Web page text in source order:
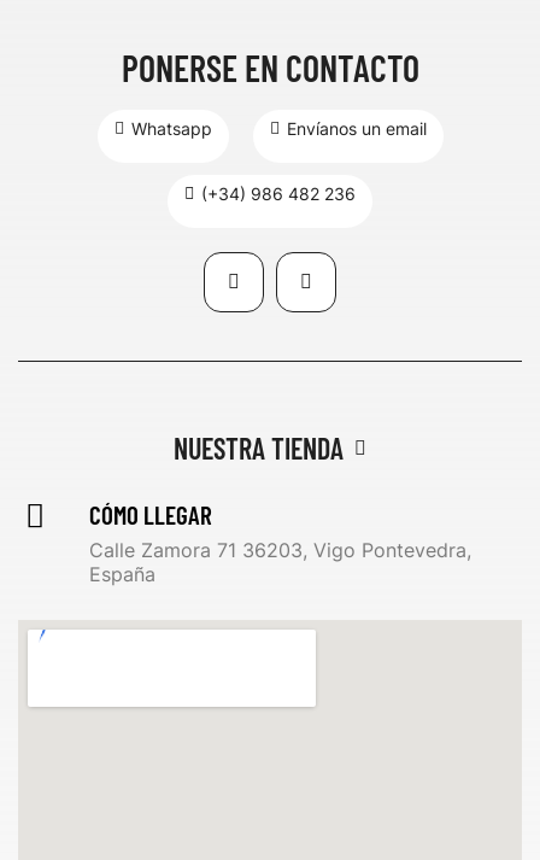
PONERSE EN CONTACTO
Whatsapp Envíanos un email
(+34) 986 482 236
NUESTRA TIENDA
CÓMO LLEGAR
Calle Zamora 71 36203, Vigo Pontevedra,
España